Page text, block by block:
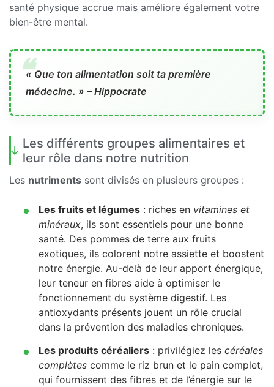
santé physique accrue mais améliore également votre
bien-être mental.
« Que ton alimentation soit ta première
médecine. » – Hippocrate
Les différents groupes alimentaires et
leur rôle dans notre nutrition
Les nutriments sont divisés en plusieurs groupes :
Les fruits et légumes : riches en vitamines et
minéraux, ils sont essentiels pour une bonne
santé. Des pommes de terre aux fruits
exotiques, ils colorent notre assiette et boostent
notre énergie. Au-delà de leur apport énergique,
leur teneur en fibres aide à optimiser le
fonctionnement du système digestif. Les
antioxydants présents jouent un rôle crucial
dans la prévention des maladies chroniques.
Les produits céréaliers : privilégiez les céréales
complètes comme le riz brun et le pain complet,
qui fournissent des fibres et de l’énergie sur le